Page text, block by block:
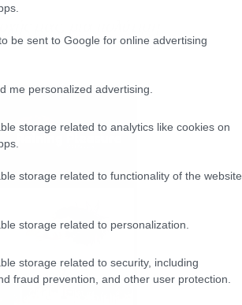
be sent to Google for online advertising
me personalized advertising.
storage related to analytics like cookies on
storage related to functionality of the website
storage related to personalization.
storage related to security, including
fraud prevention, and other user protection.
μας, μια πολύτιμη